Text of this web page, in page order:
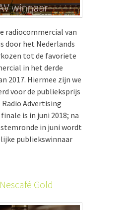
radiocommercial van
door het Nederlands
tot de favoriete
in het derde
2017. Hiermee zijn we
voor de publieksprijs
Radio Advertising
finale is in juni 2018; na
in juni wordt
publiekswinnaar
Gold